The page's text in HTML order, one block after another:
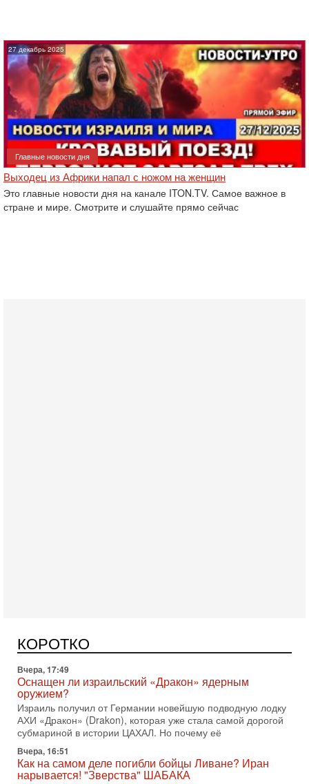
27 декабрь 2025
Главные новости дня
Выходец из Африки напал с ножом на женщин
Это главные новости дня на канале ITON.TV. Самое важное в
стране и мире. Смотрите и слушайте прямо сейчас
КОРОТКО
еврейский политический альянс? Что произойдет с
политическим раскладом сил, если арабский список
Вчера, 17:49
Оснащен ли израильский «Дракон» ядерным
оружием?
Израиль получил от Германии новейшую подводную лодку
АХИ «Дракон» (Drakon), которая уже стала самой дорогой
субмариной в истории ЦАХАЛ. Но почему её
Вчера, 16:51
Как на самом деле погибли бойцы Ливане? Иран
нарывается! "Зверства" ШАБАКА